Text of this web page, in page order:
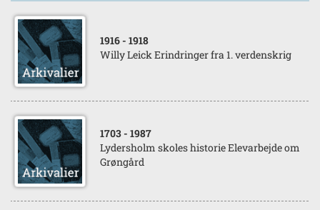
1916 - 1918
Willy Leick Erindringer fra 1. verdenskrig
1703 - 1987
Lydersholm skoles historie Elevarbejde om
Grøngård